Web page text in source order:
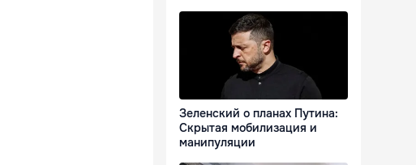
Зеленский о планах Путина:
Скрытая мобилизация и
манипуляции